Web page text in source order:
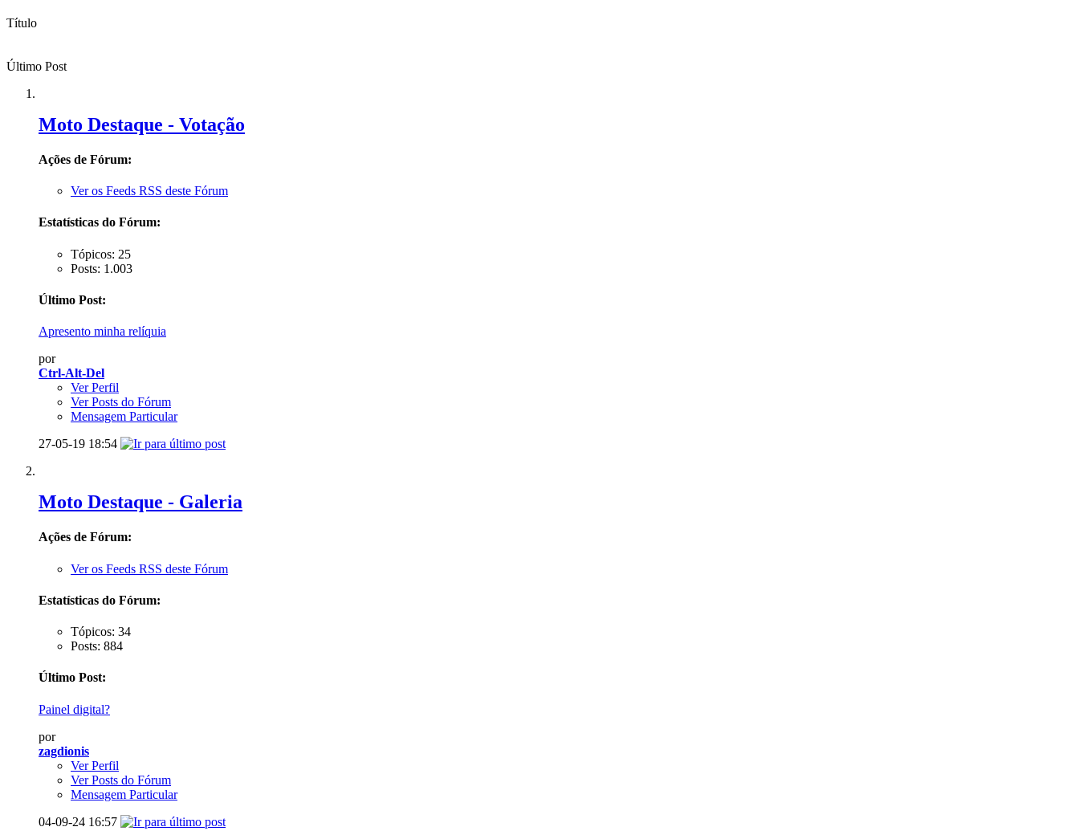
Título
Último Post
Moto Destaque - Votação
Ações de Fórum:
Ver os Feeds RSS deste Fórum
Estatísticas do Fórum:
Tópicos: 25
Posts: 1.003
Último Post:
Apresento minha relíquia
por
Ctrl-Alt-Del
Ver Perfil
Ver Posts do Fórum
Mensagem Particular
27-05-19 18:54
Moto Destaque - Galeria
Ações de Fórum:
Ver os Feeds RSS deste Fórum
Estatísticas do Fórum:
Tópicos: 34
Posts: 884
Último Post:
Painel digital?
por
zagdionis
Ver Perfil
Ver Posts do Fórum
Mensagem Particular
04-09-24 16:57